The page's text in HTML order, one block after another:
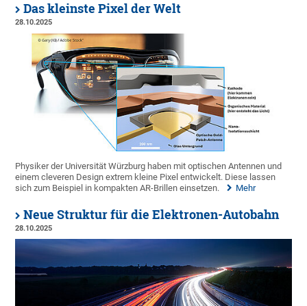
Das kleinste Pixel der Welt
28.10.2025
Physiker der Universität Würzburg haben mit optischen Antennen und
einem cleveren Design extrem kleine Pixel entwickelt. Diese lassen
sich zum Beispiel in kompakten AR-Brillen einsetzen.
Mehr
Neue Struktur für die Elektronen-Autobahn
28.10.2025